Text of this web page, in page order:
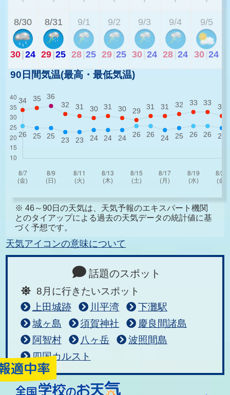
8/30
30 24
8/31
29 25
9/1
28 25
9/2
29 25
9/3
30 24
9/4
28 24
9/5
30 24
90日間気温(最高・最低気温)
※ 46～90日の天気は、天気予報のエキスパート機関
とのタイアップによる過去の天気データの統計値に基
づく予想です。
天気アイコンの意味について
話題のスポット
8月に行きたいスポット
上田城跡
川平湾
下灘駅
城ヶ島
須賀神社
慶良間諸島
阿智村
八ヶ岳
波照間島
四国カルスト